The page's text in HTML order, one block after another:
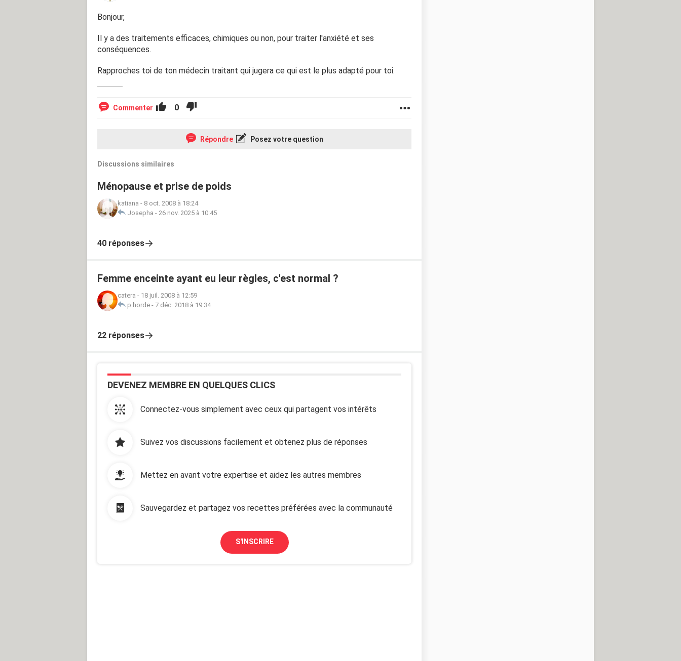
Bonjour,
Il y a des traitements efficaces, chimiques ou non, pour traiter l'anxiété et ses
conséquences.
Rapproches toi de ton médecin traitant qui jugera ce qui est le plus adapté pour toi.
Commenter 0
Répondre Posez votre question
Discussions similaires
Ménopause et prise de poids
katiana - 8 oct. 2008 à 18:24
Josepha - 26 nov. 2025 à 10:45
40 réponses
Femme enceinte ayant eu leur règles, c'est normal ?
catera - 18 juil. 2008 à 12:59
p.horde - 7 déc. 2018 à 19:34
22 réponses
DEVENEZ MEMBRE EN QUELQUES CLICS
Connectez-vous simplement avec ceux qui partagent vos intérêts
Suivez vos discussions facilement et obtenez plus de réponses
Mettez en avant votre expertise et aidez les autres membres
Sauvegardez et partagez vos recettes préférées avec la communauté
S'INSCRIRE